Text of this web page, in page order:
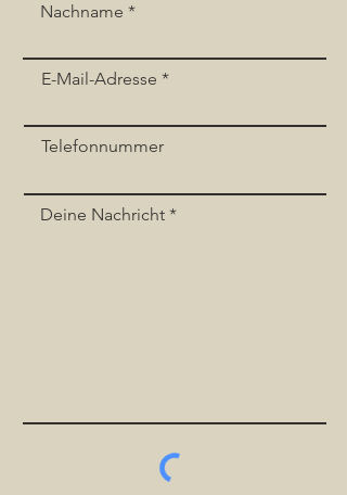
Nachname
E-Mail-Adresse
Telefonnummer
Deine Nachricht